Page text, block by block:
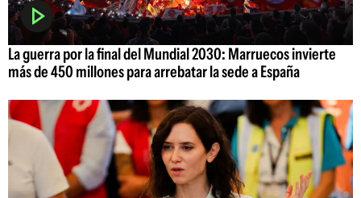
La guerra por la final del Mundial 2030: Marruecos invierte
más de 450 millones para arrebatar la sede a España